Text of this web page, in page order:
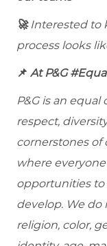
🚀 Interested to
process looks
📌 At P&G
P&G is an
respect,
cornerstones of
where
opportunities to
develop. We do
religion, color,